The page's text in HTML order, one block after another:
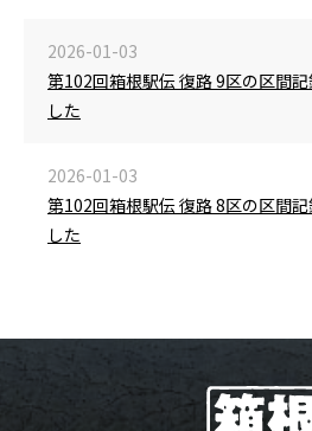
2026-01-03
第102回箱根駅伝 復路 9区の区間
した
2026-01-03
第102回箱根駅伝 復路 8区の区間
した